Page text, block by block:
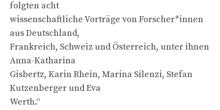
folgten acht
wissenschaftliche Vorträge von Forscher*innen
aus Deutschland,
Frankreich, Schweiz und Österreich, unter ihnen
Anna-Katharina
Gisbertz, Karin Rhein, Marina Silenzi, Stefan
Kutzenberger und Eva
Werth.“